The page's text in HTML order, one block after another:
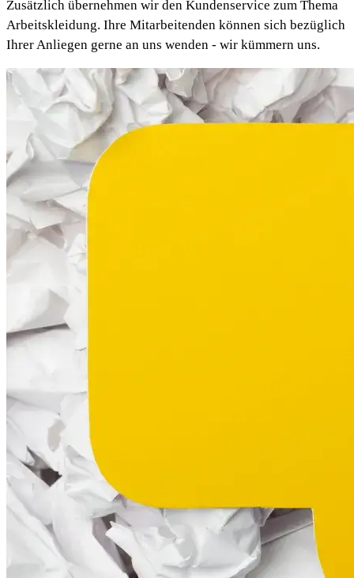
Zusätzlich übernehmen wir den Kundenservice zum Thema
Arbeitskleidung. Ihre Mitarbeitenden können sich bezüglich
Ihrer Anliegen gerne an uns wenden - wir kümmern uns.